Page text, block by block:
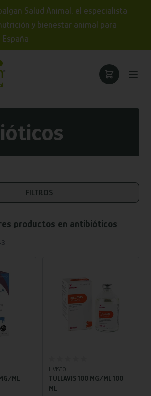
Salud Animal, el especialista
y bienestar animal para
FILTROS
productos en antibióticos
ML
LIVISTO
TULLAVIS 100 MG/ML 100
ML